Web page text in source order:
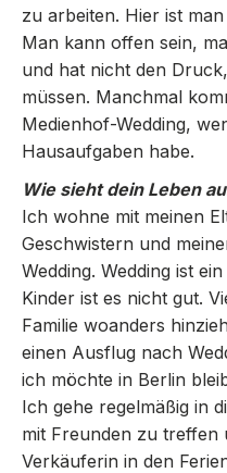
zu arbeiten. Hier ist
Man kann offen sein,
und hat nicht den
müssen. Manchmal
Medienhof-Wedding,
Hausaufgaben habe.
Wie sieht dein Leben
Ich wohne mit meinen
Geschwistern und
Wedding. Wedding ist
Kinder ist es nicht gut.
Familie woanders
einen Ausflug nach
ich möchte in Berlin
Ich gehe regelmäßig in
mit Freunden zu treffen
Verkäuferin in den